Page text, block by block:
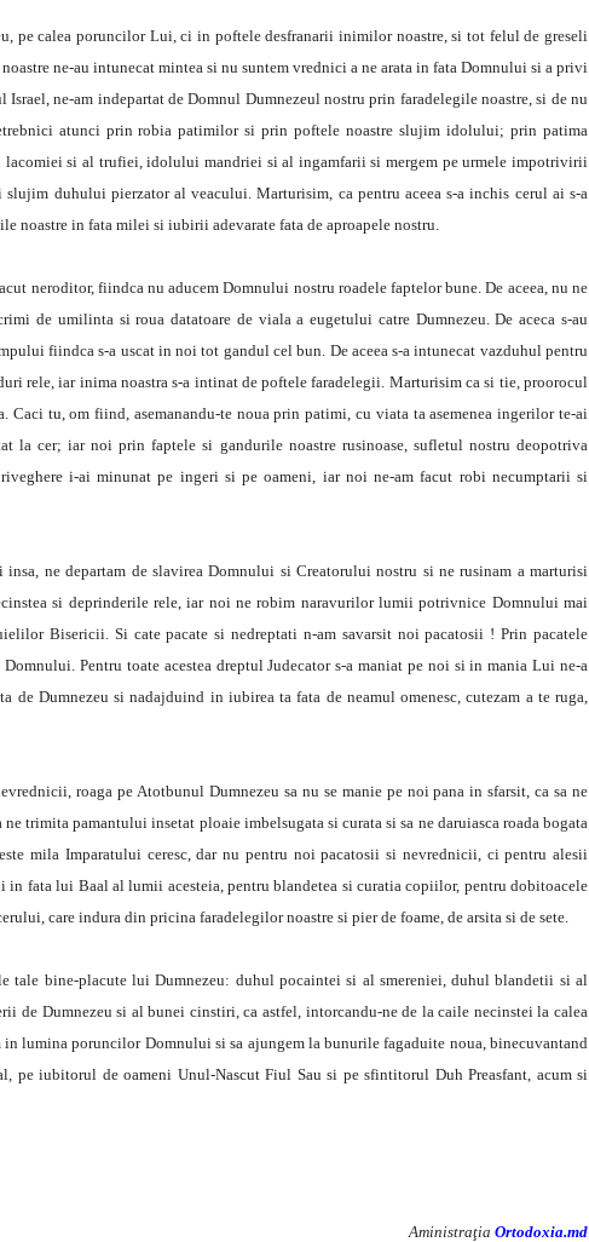
pe calea poruncilor Lui, ci in poftele desfranarii inimilor noastre, si tot felul de greseli
ne-au intunecat mintea si nu suntem vrednici a ne arata in fata Domnului si a privi
ne-am indepartat de Domnul Dumnezeul nostru prin faradelegile noastre, si de nu
atunci prin robia patimilor si prin poftele noastre slujim idolului; prin patima
si al trufiei, idolului mandriei si al ingamfarii si mergem pe urmele impotrivirii
slujim duhului pierzator al veacului. Marturisim, ca pentru aceea s-a inchis cerul ai s-a
noastre in fata milei si iubirii adevarate fata de aproapele nostru.
neroditor, fiindca nu aducem Domnului nostru roadele faptelor bune. De aceea, nu ne
de umilinta si roua datatoare de viala a eugetului catre Dumnezeu. De aceca s-au
fiindca s-a uscat in noi tot gandul cel bun. De aceea s-a intunecat vazduhul pentru
rele, iar inima noastra s-a intinat de poftele faradelegii. Marturisim ca si tie, proorocul
Caci tu, om fiind, asemanandu-te noua prin patimi, cu viata ta asemenea ingerilor te-ai
la cer; iar noi prin faptele si gandurile noastre rusinoase, sufletul nostru deopotriva
i-ai minunat pe ingeri si pe oameni, iar noi ne-am facut robi necumptarii si
ne departam de slavirea Domnului si Creatorului nostru si ne rusinam a marturisi
si deprinderile rele, iar noi ne robim naravurilor lumii potrivnice Domnului mai
Bisericii. Si cate pacate si nedreptati n-am savarsit noi pacatosii ! Prin pacatele
Pentru toate acestea dreptul Judecator s-a maniat pe noi si in mania Lui ne-a
de Dumnezeu si nadajduind in iubirea ta fata de neamul omenesc, cutezam a te ruga,
roaga pe Atotbunul Dumnezeu sa nu se manie pe noi pana in sfarsit, ca sa ne
trimita pamantului insetat ploaie imbelsugata si curata si sa ne daruiasca roada bogata
mila Imparatului ceresc, dar nu pentru noi pacatosii si nevrednicii, ci pentru alesii
fata lui Baal al lumii acesteia, pentru blandetea si curatia copiilor, pentru dobitoacele
care indura din pricina faradelegilor noastre si pier de foame, de arsita si de sete.
tale bine-placute lui Dumnezeu: duhul pocaintei si al smereniei, duhul blandetii si al
de Dumnezeu si al bunei cinstiri, ca astfel, intorcandu-ne de la caile necinstei la calea
in lumina poruncilor Domnului si sa ajungem la bunurile fagaduite noua, binecuvantand
pe iubitorul de oameni Unul-Nascut Fiul Sau si pe sfintitorul Duh Preasfant, acum si
Aministraţia Ortodoxia.md